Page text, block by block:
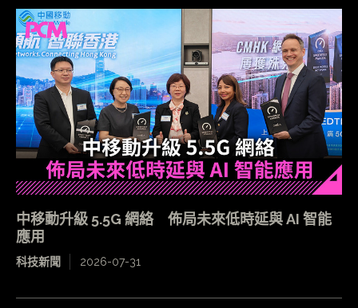
中移動升級 5.5G 網絡 佈局未來低時延與 AI 智能
應用
科技新聞 2026-07-31